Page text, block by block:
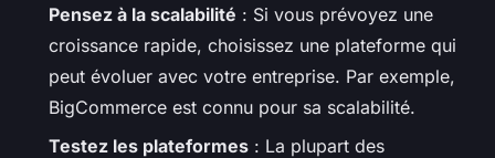
Pensez à la scalabilité : Si vous prévoyez une
croissance rapide, choisissez une plateforme qui
peut évoluer avec votre entreprise. Par exemple,
BigCommerce est connu pour sa scalabilité.
Testez les plateformes : La plupart des